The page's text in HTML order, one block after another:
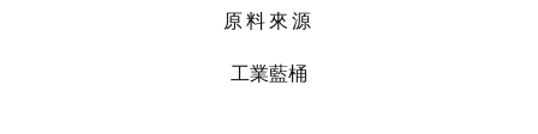
原料來源
工業藍桶